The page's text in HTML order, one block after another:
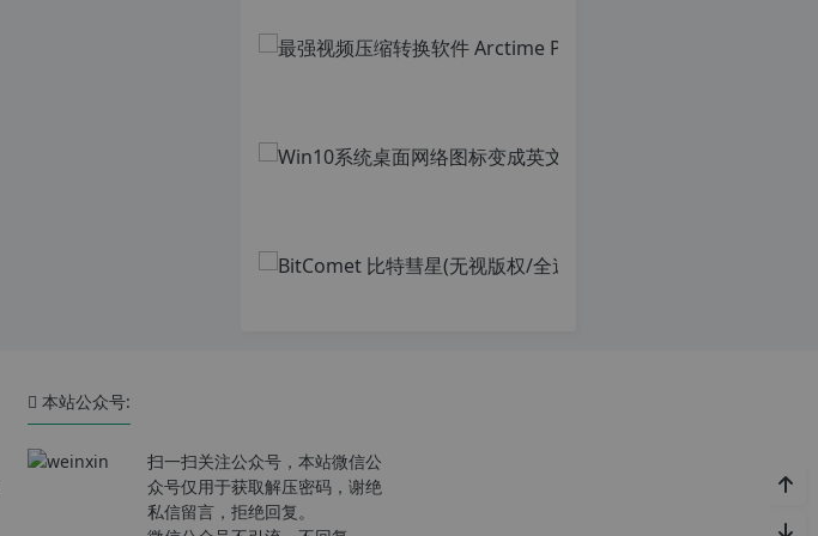
本站公众号:
扫一扫关注公众号，本站微信公
众号仅用于获取解压密码，谢绝
私信留言，拒绝回复。